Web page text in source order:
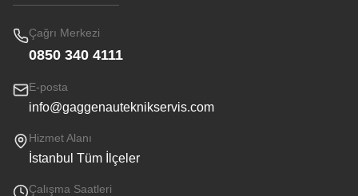
Çağrı Merkezi
0850 340 4111
E-posta
info@gaggenauteknikservis.com
Hizmet Alanı
İstanbul Tüm İlçeler
Çalışma Saatleri